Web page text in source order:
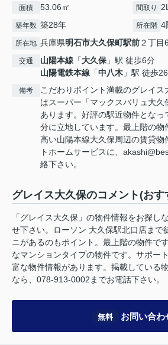
面積 53.06㎡ 間取り
築年数 築28年 所在階 4
所在地 兵庫県明石市大久保町駅前２丁目
交通 山陽本線 「大久保」駅 徒歩6分
山陽電鉄本線 「中八木 」駅 徒歩
備考
こだわりポイント満載のグレイ
はスーパー「マックスバリュ大久
あります。好評の駅近物件となっ
分に立地しています。最上階の物
高い山陽本線大久保周辺の賃貸物
トホームサービスに、
絡下さい。
グレイス大久保のコメント(おす
「グレイス大久保」の物件情報をお探し
せ下さい。ローソン 大久保駅北口店まで
ニがあるのもポイント。最上階の物件で
なマンションタイプの物件です。サポー
富な物件情報があります。掲載している
なら、078-913-0002までお電話下さい。
無料 お問い合わ